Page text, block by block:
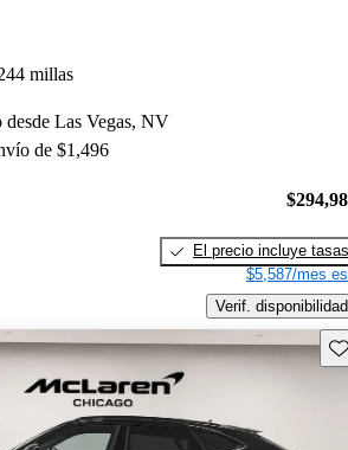
millas
Las Vegas, NV
de $1,496
El precio incluye tasas
$5,587/mes
Verif. disponibilidad